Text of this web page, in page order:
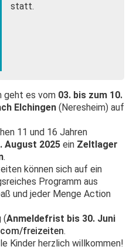
statt.
geht es vom 03. bis zum 10.
Elchingen (Neresheim) auf
11 und 16 Jahren
August 2025 ein Zeltlager
.
können sich auf ein
Programm aus
und jeder Menge Action
(Anmeldefrist bis 30. Juni
freizeiten.
Kinder herzlich willkommen!